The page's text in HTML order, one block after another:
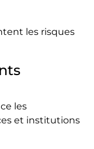
les risques
les
et institutions